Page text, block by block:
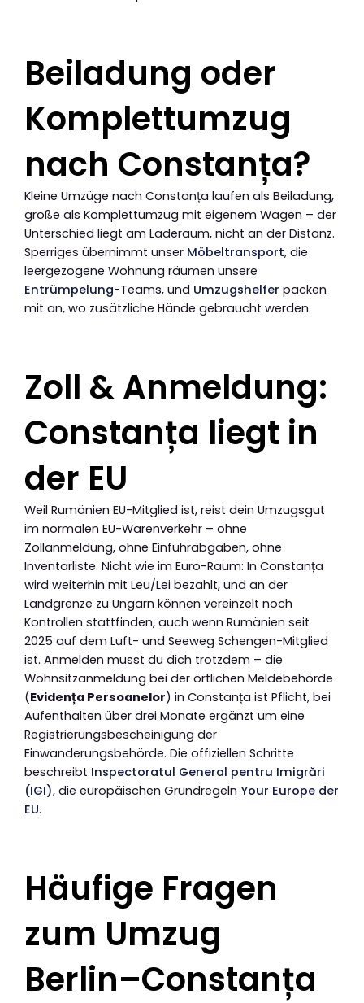
Beiladung oder
Komplettumzug
nach Constanța?
Kleine Umzüge nach Constanța laufen als Beiladung,
große als Komplettumzug mit eigenem Wagen – der
Unterschied liegt am Laderaum, nicht an der Distanz.
Sperriges übernimmt unser Möbeltransport, die
leergezogene Wohnung räumen unsere
Entrümpelung-Teams, und Umzugshelfer packen
mit an, wo zusätzliche Hände gebraucht werden.
Zoll & Anmeldung:
Constanța liegt in
der EU
Weil Rumänien EU-Mitglied ist, reist dein Umzugsgut
im normalen EU-Warenverkehr – ohne
Zollanmeldung, ohne Einfuhrabgaben, ohne
Inventarliste. Nicht wie im Euro-Raum: In Constanța
wird weiterhin mit Leu/Lei bezahlt, und an der
Landgrenze zu Ungarn können vereinzelt noch
Kontrollen stattfinden, auch wenn Rumänien seit
2025 auf dem Luft- und Seeweg Schengen-Mitglied
ist. Anmelden musst du dich trotzdem – die
Wohnsitzanmeldung bei der örtlichen Meldebehörde
(Evidența Persoanelor) in Constanța ist Pflicht, bei
Aufenthalten über drei Monate ergänzt um eine
Registrierungsbescheinigung der
Einwanderungsbehörde. Die offiziellen Schritte
beschreibt Inspectoratul General pentru Imigrări
(IGI), die europäischen Grundregeln Your Europe der
EU.
Häufige Fragen
zum Umzug
Berlin–Constanța